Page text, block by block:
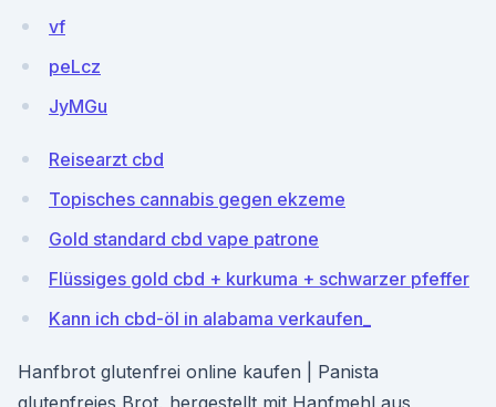
vf
peLcz
JyMGu
Reisearzt cbd
Topisches cannabis gegen ekzeme
Gold standard cbd vape patrone
Flüssiges gold cbd + kurkuma + schwarzer pfeffer
Kann ich cbd-öl in alabama verkaufen_
Hanfbrot glutenfrei online kaufen | Panista
glutenfreies Brot, hergestellt mit Hanfmehl aus